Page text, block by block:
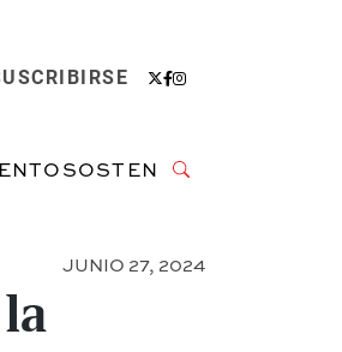
SOSTENIBILIDAD
JUNIO 27, 2024